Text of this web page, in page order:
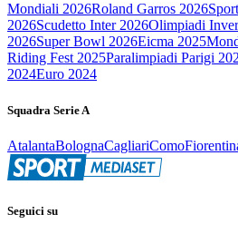
Mondiali 2026Roland Garros 2026
2026Scudetto Inter 2026Olimpiadi
2026Super Bowl 2026Eicma 2025
Riding Fest 2025Paralimpiadi Parigi
2024Euro 2024
Squadra Serie A
AtalantaBolognaCagliariComo
Seguici su